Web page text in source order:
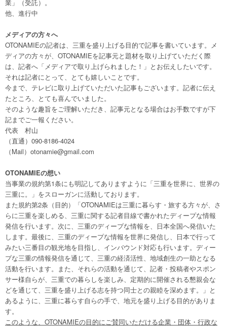
業」（受託）。
他、進行中
メディアの方々へ
OTONAMIEの記者は、三重を盛り上げる目的で記事を書いています。メ
ディアの方々が、OTONAMIEを記事元と題材を取り上げていただく際
は、記者へ「メディアで取り上げられました！」とお伝えしたいです。
それは記者にとって、とても嬉しいことです。
今まで、テレビに取り上げていただいた記事もございます。記者に伝え
たところ、とても喜んでいました。
そのような趣旨をご理解いただき、記事元となる場合はお手数ですが下
記までご一報ください。
代表 村山
（直通）090-8186-4024
（Mail）otonamie@gmail.com
OTONAMIEの想い
当事業の規約第1条にも明記してありますように「三重を世界に、世界の
三重に。」をスローガンに活動しております。
また規約第2条（目的）「OTONAMIEは三重に暮らす・旅する方々が、さ
らに三重を楽しめる、三重に関する記者目線で書かれたディープな情報
発信を行います。次に、三重のディープな情報を、日本全国へ発信いた
します。最後に、三重のディープな情報を世界に発信し、日本で行って
みたい三番目の観光地を目指し、インバウンド対応も行います。ディー
プな三重の情報発信を通じて、三重の経済活性、地域創生の一助となる
活動を行います。また、それらの活動を通じて、記者・投稿者やスポン
サー様自らが、三重での暮らしを楽しみ、定期的に開催される懇親会な
どを通じて、三重を盛り上げる志を持つ同士との親睦を深めます。」と
あるように、三重に暮らす自らの手で、地元を盛り上げる目的がありま
す。
このような、OTONAMIEの目的にご賛同いただける企業・団体・行政な